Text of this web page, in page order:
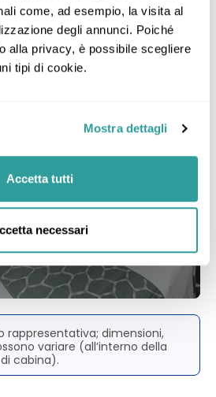
come, ad esempio, la visita al
degli annunci. Poiché
alla privacy, è possibile scegliere
tipi di cookie.
Mostra dettagli
Accetta tutti
necessari
rappresentativa; dimensioni,
variare (all’interno della
cabina).